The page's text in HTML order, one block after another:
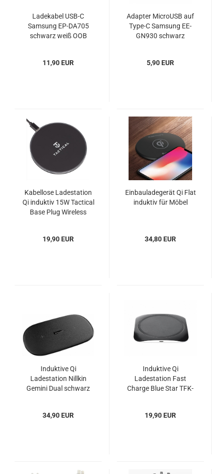
Ladekabel USB-C
Samsung EP-DA705
schwarz weiß OOB
11,90 EUR
Adapter MicroUSB auf
Type-C Samsung EE-
GN930 schwarz
5,90 EUR
Kabellose Ladestation
Qi induktiv 15W Tactical
Base Plug Wireless
19,90 EUR
Einbauladegerät Qi Flat
induktiv für Möbel
34,80 EUR
Induktive Qi
Ladestation Nillkin
Gemini Dual schwarz
34,90 EUR
Induktive Qi
Ladestation Fast
Charge Blue Star TFK-
19,90 EUR